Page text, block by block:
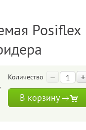
Posiflex
Количество +
–
В корзину